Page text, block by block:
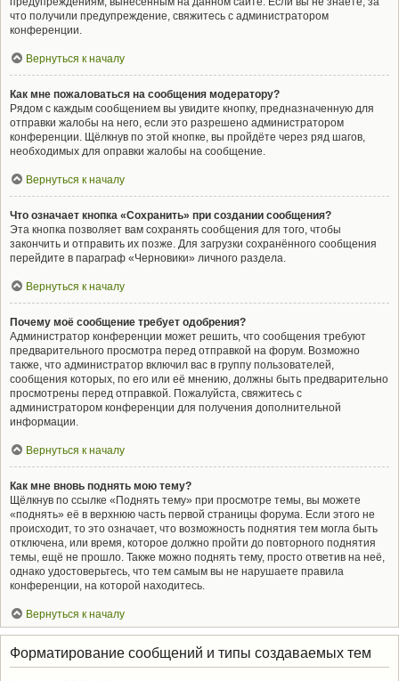
что получили предупреждение, свяжитесь с администратором
конференции.
Вернуться к началу
Как мне пожаловаться на сообщения модератору?
Рядом с каждым сообщением вы увидите кнопку, предназначенную для
отправки жалобы на него, если это разрешено администратором
конференции. Щёлкнув по этой кнопке, вы пройдёте через ряд шагов,
необходимых для оправки жалобы на сообщение.
Вернуться к началу
Что означает кнопка «Сохранить» при создании сообщения?
Эта кнопка позволяет вам сохранять сообщения для того, чтобы
закончить и отправить их позже. Для загрузки сохранённого сообщения
перейдите в параграф «Черновики» личного раздела.
Вернуться к началу
Почему моё сообщение требует одобрения?
Администратор конференции может решить, что сообщения требуют
предварительного просмотра перед отправкой на форум. Возможно
также, что администратор включил вас в группу пользователей,
сообщения которых, по его или её мнению, должны быть предварительно
просмотрены перед отправкой. Пожалуйста, свяжитесь с
администратором конференции для получения дополнительной
информации.
Вернуться к началу
Как мне вновь поднять мою тему?
Щёлкнув по ссылке «Поднять тему» при просмотре темы, вы можете
«поднять» её в верхнюю часть первой страницы форума. Если этого не
происходит, то это означает, что возможность поднятия тем могла быть
отключена, или время, которое должно пройти до повторного поднятия
темы, ещё не прошло. Также можно поднять тему, просто ответив на неё,
однако удостоверьтесь, что тем самым вы не нарушаете правила
конференции, на которой находитесь.
Вернуться к началу
Форматирование сообщений и типы создаваемых тем